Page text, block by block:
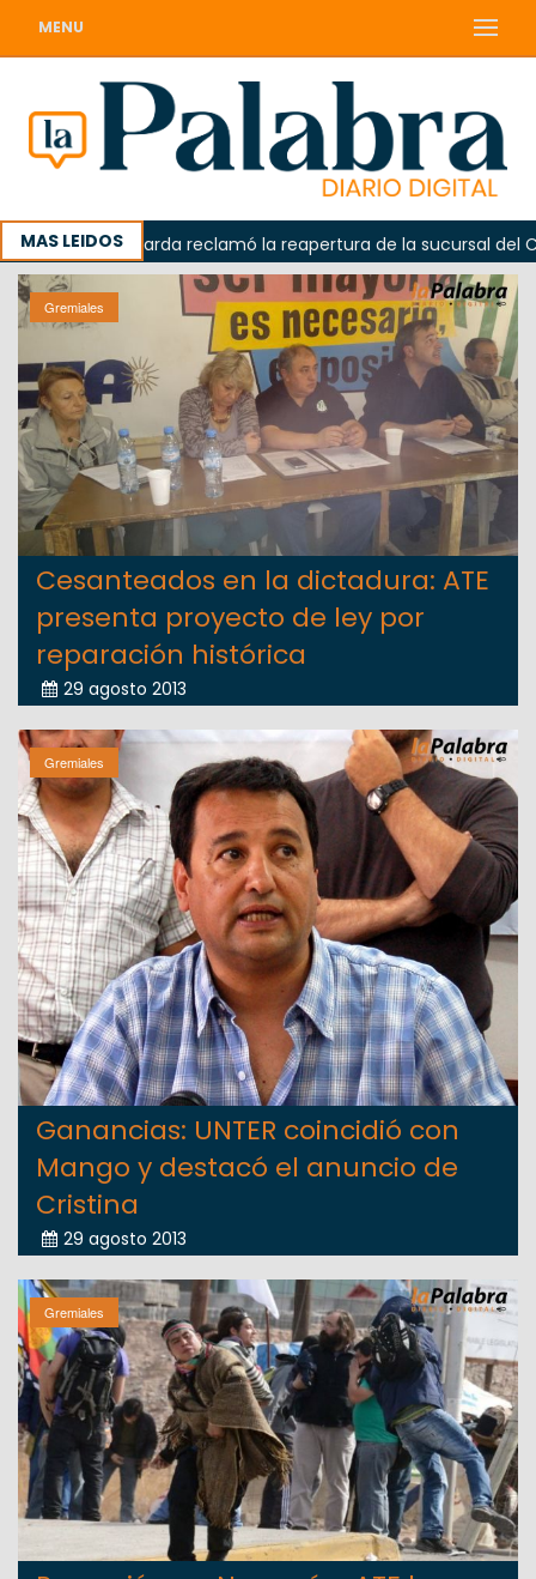
MENU
MAS LEIDOS
Odarda reclamó la reapertura de la sucursal del
Gremiales
Cesanteados en la dictadura: ATE
presenta proyecto de ley por
reparación histórica
29 agosto 2013
Gremiales
Ganancias: UNTER coincidió con
Mango y destacó el anuncio de
Cristina
29 agosto 2013
Gremiales